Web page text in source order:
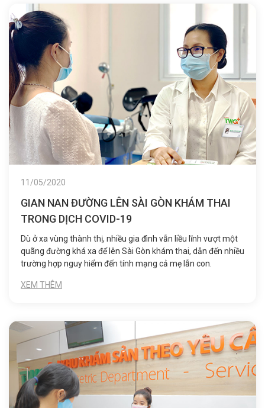
11/05/2020
GIAN NAN ĐƯỜNG LÊN SÀI GÒN KHÁM THAI
TRONG DỊCH COVID-19
Dù ở xa vùng thành thị, nhiều gia đình vẫn liều lĩnh vượt một
quãng đường khá xa để lên Sài Gòn khám thai, dẫn đến nhiều
trường hợp nguy hiểm đến tính mạng cả mẹ lẫn con.
XEM THÊM